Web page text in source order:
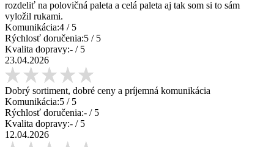
rozdeliť na polovičná paleta a celá paleta aj tak som si to sám
vyložil rukami.
Komunikácia:4 / 5
Rýchlosť doručenia:5 / 5
Kvalita dopravy:- / 5
23.04.2026
Dobrý sortiment, dobré ceny a príjemná komunikácia
Komunikácia:5 / 5
Rýchlosť doručenia:- / 5
Kvalita dopravy:- / 5
12.04.2026